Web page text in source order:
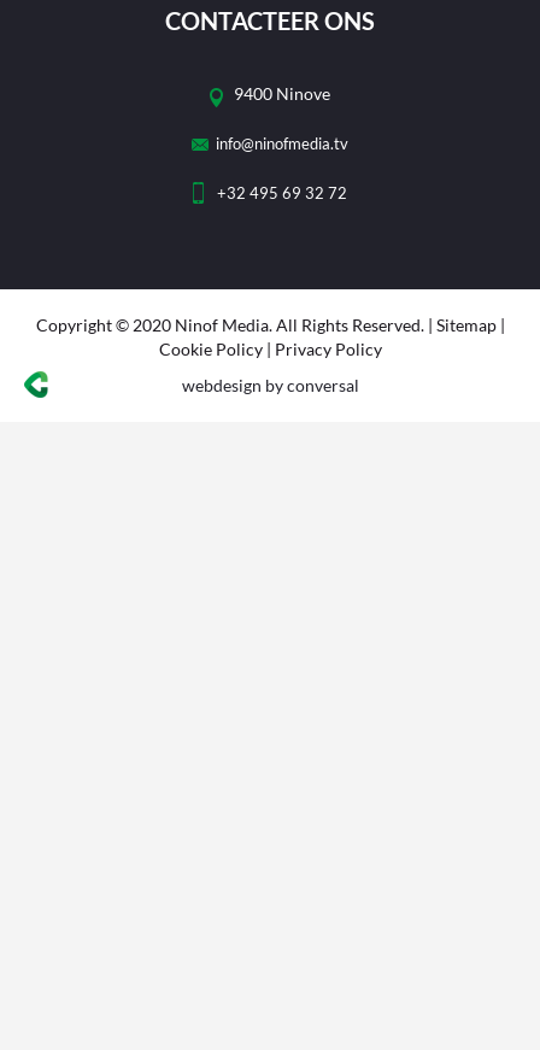
CONTACTEER ONS
9400 Ninove
info@ninofmedia.tv
+32 495 69 32 72
Copyright © 2020 Ninof Media. All Rights Reserved. | Sitemap|
Cookie Policy| Privacy Policy
webdesign by conversal